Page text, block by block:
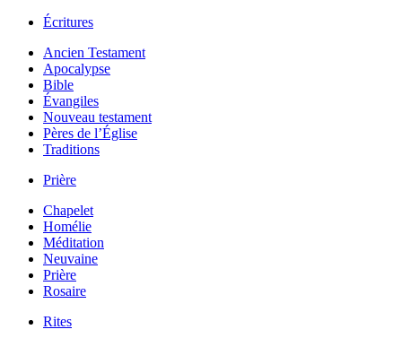
Écritures
Ancien Testament
Apocalypse
Bible
Évangiles
Nouveau testament
Pères de l’Église
Traditions
Prière
Chapelet
Homélie
Méditation
Neuvaine
Prière
Rosaire
Rites